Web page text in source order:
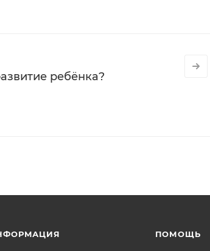
ребёнка?
ПОМОЩЬ